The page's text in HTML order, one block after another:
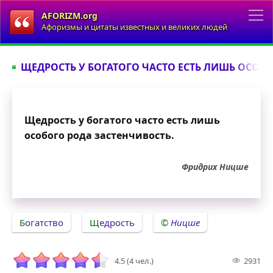
AFORIZM.org
Афоризмы и цитаты известных и великих людей
ЩЕДРОСТЬ У БОГАТОГО ЧАСТО ЕСТЬ ЛИШЬ
Щедрость у богатого часто есть лишь
особого рода застенчивость.
Фридрих Ницше
Богатство Щедрость Ницше
4.5 (4 чел.) 2931